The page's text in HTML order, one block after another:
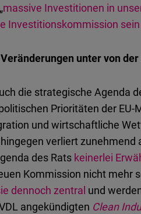
massive Investitionen in
Investitionskommission
unter von der
die strategische Agenda
Prioritäten der
und wirtschaftliche
verliert zunehmend
des Rats keinerlei
Kommission nicht mehr
dennoch zentral und
angekündigten Clean